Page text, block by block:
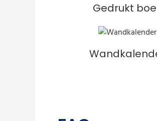
Gedrukt